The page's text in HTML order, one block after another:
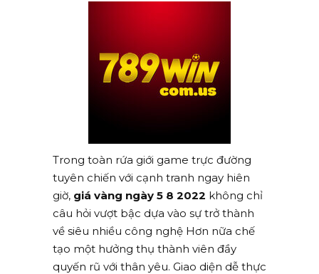
Trong toàn rứa giới game trực đường
tuyên chiến với cạnh tranh ngay hiên
giờ, giá vàng ngày 5 8 2022 không chỉ
câu hỏi vượt bậc dựa vào sự trở thành
về siêu nhiều công nghệ Hơn nữa chế
tạo một hưởng thụ thành viên đầy
quyến rũ với thân yêu. Giao diện dễ thực